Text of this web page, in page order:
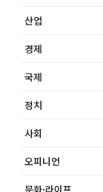
산업
경제
국제
정치
사회
오피니언
문화·라이프